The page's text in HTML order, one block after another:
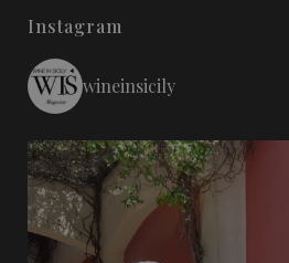
Instagram
wineinsicily